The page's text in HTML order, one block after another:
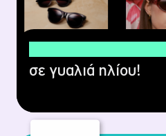
σε γυαλιά ηλίου!